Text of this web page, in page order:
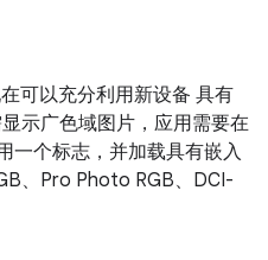
可以充分利用新设备 具有
示广色域图片，应用需要在
一个标志，并加载具有嵌入
、Pro Photo RGB、DCI-